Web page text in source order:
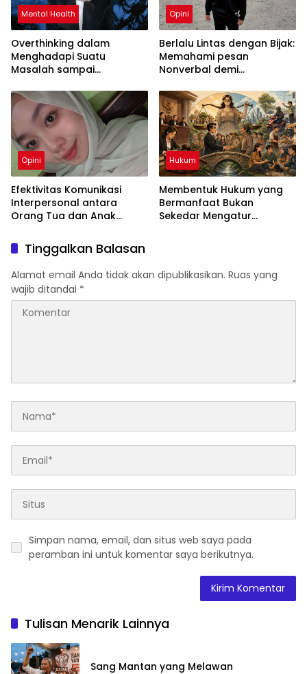
Mental Health
Overthinking dalam
Menghadapi Suatu
Masalah sampai
yang Berlebihan
Opini
Berlalu Lintas dengan Bijak:
Memahami pesan
Nonverbal demi
Opini
Efektivitas Komunikasi
Interpersonal antara
Orang Tua dan Anak
Keharmonisan Keluarga
Hukum
Membentuk Hukum yang
Bermanfaat Bukan
Sekedar Mengatur
Tinggalkan Balasan
Alamat email Anda tidak akan dipublikasikan. Ruas yang
wajib ditandai *
Simpan nama, email, dan situs web saya pada
peramban ini untuk komentar saya berikutnya.
Tulisan Menarik Lainnya
Sang Mantan yang Melawan